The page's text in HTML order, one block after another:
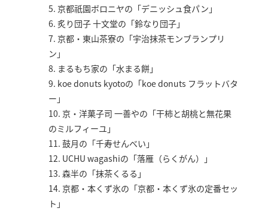
5. 京都祇園ボロニヤの「デニッシュ食パン」
6. 炙り団子 十文堂の「鈴なり団子」
7. 京都・東山茶寮の「宇治抹茶モンブランプリ
ン」
8. まるもち家の「水まる餅」
9. koe donuts kyotoの「koe donuts フラットバタ
ー」
10. 京・洋菓子司 一善やの「干柿と胡桃と無花果
のミルフィーユ」
11. 鼓月の「千寿せんべい」
12. UCHU wagashiの「落雁（らくがん）」
13. 森半の「抹茶くるる」
14. 京都・本くず氷の「京都・本くず氷の定番セッ
ト」